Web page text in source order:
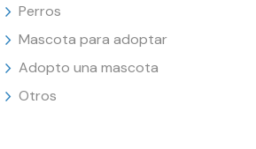
Perros
Mascota para adoptar
Adopto una mascota
Otros